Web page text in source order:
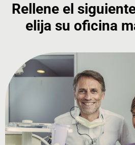
Rellene el
elija su oficina